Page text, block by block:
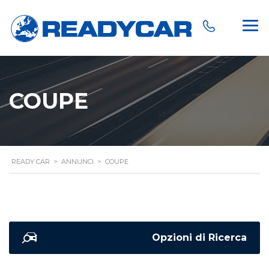
COUPE
READY CAR > ANNUNCI > COUPE
Opzioni di Ricerca